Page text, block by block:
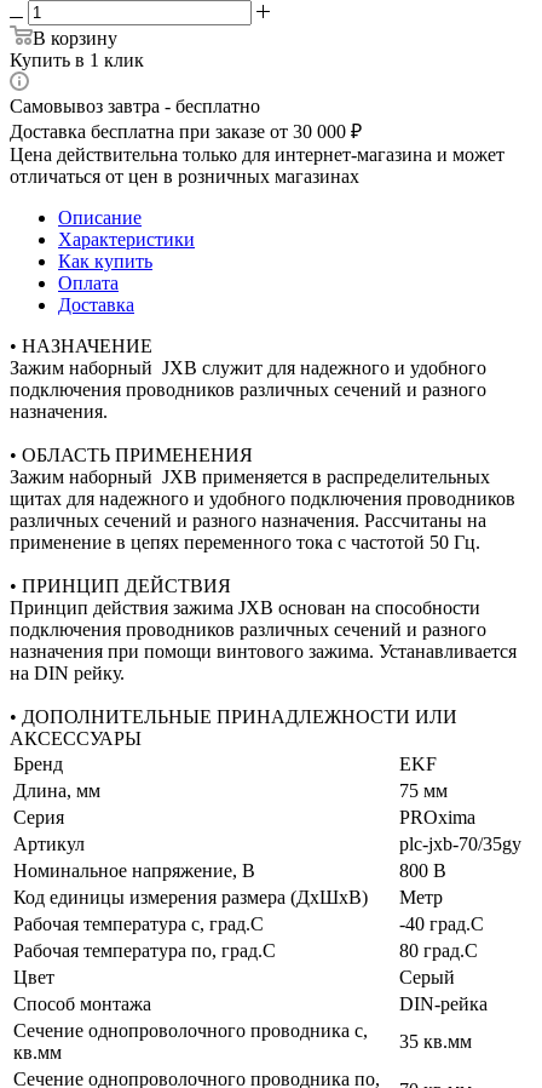
В корзину
Купить в 1 клик
Самовывоз завтра - бесплатно
Доставка бесплатна при заказе от 30 000 ₽
Цена действительна только для интернет-магазина и может
отличаться от цен в розничных магазинах
Описание
Характеристики
Как купить
Оплата
Доставка
• НАЗНАЧЕНИЕ
Зажим наборный JXB служит для надежного и удобного
подключения проводников различных сечений и разного
назначения.
• ОБЛАСТЬ ПРИМЕНЕНИЯ
Зажим наборный JXB применяется в распределительных
щитах для надежного и удобного подключения проводников
различных сечений и разного назначения. Рассчитаны на
применение в цепях переменного тока с частотой 50 Гц.
• ПРИНЦИП ДЕЙСТВИЯ
Принцип действия зажима JXB основан на способности
подключения проводников различных сечений и разного
назначения при помощи винтового зажима. Устанавливается
на DIN рейку.
• ДОПОЛНИТЕЛЬНЫЕ ПРИНАДЛЕЖНОСТИ ИЛИ
АКСЕССУАРЫ
Бренд
EKF
Длина, мм
75 мм
Серия
PROxima
Артикул
plc-jxb-70/35gy
Номинальное напряжение, В
800 В
Код единицы измерения размера (ДхШхВ)
Метр
Рабочая температура с, град.C
-40 град.C
Рабочая температура по, град.C
80 град.C
Цвет
Серый
Способ монтажа
DIN-рейка
Сечение однопроволочного проводника с,
кв.мм
35 кв.мм
Сечение однопроволочного проводника по,